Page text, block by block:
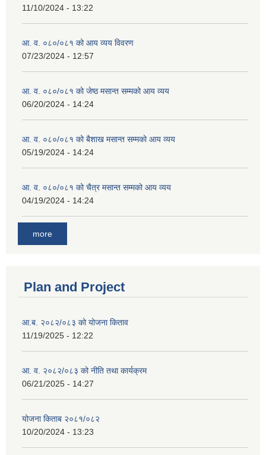
11/10/2024 - 13:22
आ. व. ०८०/०८१ को आय व्यय विवरण
07/23/2024 - 12:57
आ. व. ०८०/०८१ को जेष्ठ मसान्त सम्मको आय व्यय
06/20/2024 - 14:24
आ. व. ०८०/०८१ को बैशाख मसान्त सम्मको आय व्यय
05/19/2024 - 14:24
आ. व. ०८०/०८१ को चैत्र मसान्त सम्मको आय व्यय
04/19/2024 - 14:24
more
Plan and Project
आ.ब. २०८२/०८३ को योजना किताव
11/19/2025 - 12:22
आ. व. २०८२/०८३ को नीति तथा कार्यक्रम
06/21/2025 - 14:27
योजना किताब २०८१/०८२
10/20/2024 - 13:23